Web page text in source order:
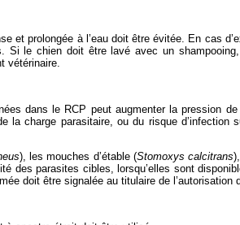
prolongée à l’eau doit être évitée. En cas
le chien doit être lavé avec un
vétérinaire.
dans le RCP peut augmenter la pression
la charge parasitaire, ou du risque
), les mouches d’étable (Stomoxys calcitrans
des parasites cibles, lorsqu’elles sont
doit être signalée au titulaire de